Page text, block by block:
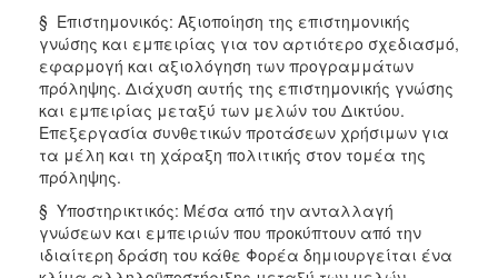
§ Επιστημονικός: Αξιοποίηση της επιστημονικής
γνώσης και εμπειρίας για τον αρτιότερο σχεδιασμό,
εφαρμογή και αξιολόγηση των προγραμμάτων
πρόληψης. Διάχυση αυτής της επιστημονικής γνώσης
και εμπειρίας μεταξύ των μελών του Δικτύου.
Επεξεργασία συνθετικών προτάσεων χρήσιμων για
τα μέλη και τη χάραξη πολιτικής στον τομέα της
πρόληψης.
§ Υποστηρικτικός: Μέσα από την ανταλλαγή
γνώσεων και εμπειριών που προκύπτουν από την
ιδιαίτερη δράση του κάθε Φορέα δημιουργείται ένα